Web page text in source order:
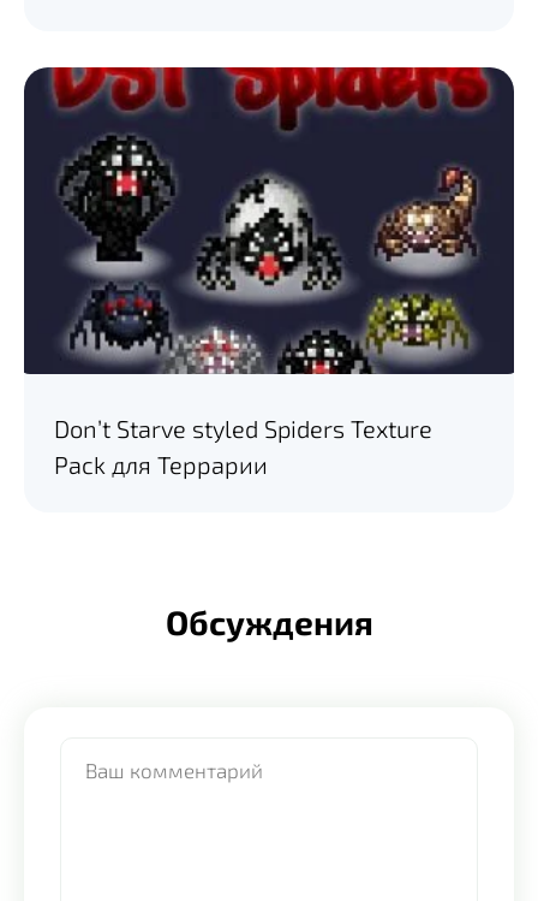
Don’t Starve styled Spiders Texture
Pack для Террарии
Обсуждения